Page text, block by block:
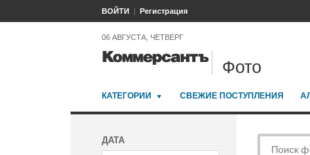
ВОЙТИ Регистрация
06 АВГУСТА, ЧЕТВЕРГ
Фото
КАТЕГОРИИ СВЕЖИЕ ПОСТУПЛЕНИЯ
ДАТА